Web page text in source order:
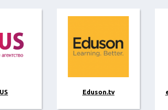
Eduson.tv